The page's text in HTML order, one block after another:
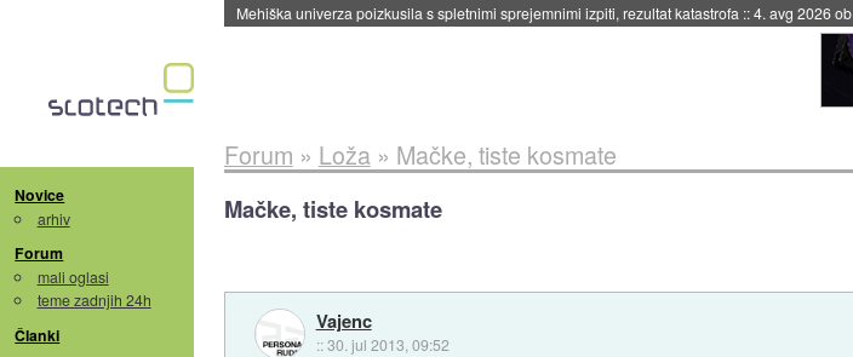
Evropska vesoljska agencija razvija svojo raketo za večkratno uporabo::4. avg 2026 ob 19:41
Novice
arhiv
Forum
mali oglasi
teme zadnjih 24h
Članki
Forum » Loža» Mačke, tiste kosmate
Mačke, tiste kosmate
Vajenc
::30. jul 2013, 09:52